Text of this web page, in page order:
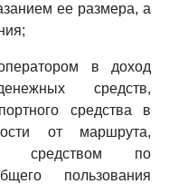
ее размера, а
в доход
средств,
средства в
от маршрута,
средством по
пользования